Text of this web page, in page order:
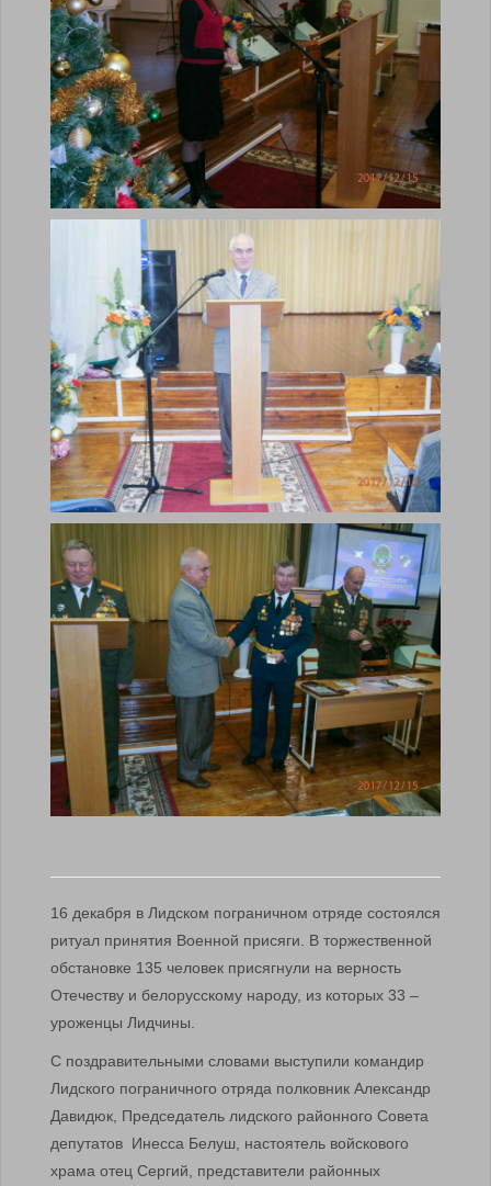
16 декабря в Лидском пограничном отряде состоялся
ритуал принятия Военной присяги. В торжественной
обстановке 135 человек присягнули на верность
Отечеству и белорусскому народу, из которых 33 –
уроженцы Лидчины.
С поздравительными словами выступили командир
Лидского пограничного отряда полковник Александр
Давидюк, Председатель лидского районного Совета
депутатов Инесса Белуш, настоятель войскового
храма отец Сергий, представители районных